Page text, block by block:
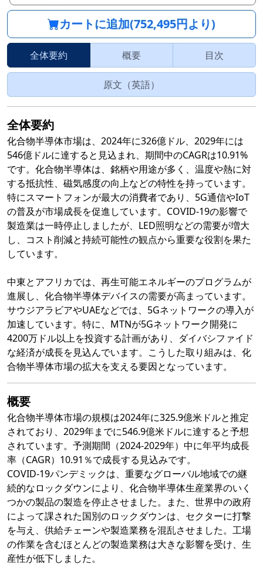
カートに追加(752,495円より)
全体要約 概要 目次
原文（英語）
全体要約
化合物半導体市場は、2024年に326億ドル、2029年には
546億ドルに達すると見込まれ、期間中のCAGRは10.91%
です。化合物半導体は、銘柄や用途が多く、温度や熱に対
する抵抗性、磁気感度の向上などの特性を持っています。
特にスマートフォンが最大の消費者であり、5G通信やIoT
の普及が市場成長を促進しています。COVID-19の影響で
製造業は一時停止しましたが、LED照明などの需要が増大
し、コスト削減と持続可能性の観点から重要な役割を果た
しています。
中東とアフリカでは、再生可能エネルギーのプログラムが
進展し、化合物半導体デバイスの需要が高まっています。
サウジアラビアやUAEなどでは、5Gネットワークの導入が
加速しています。特に、MTNが5Gネットワーク開発に
4200万ドル以上を投資する計画があり、ダイバシファイド
な経済が成長を見込んでいます。こうした取り組みは、化
合物半導体市場の拡大を支える要因となっています。
概要
化合物半導体市場の規模は2024年に325.9億米ドルと推定
されており、2029年までに546.9億米ドルに達すると予想
されています。予測期間（2024-2029年）中に年平均成長
率（CAGR）10.91％で成長する見込みです。
COVID-19パンデミックは、重要なグローバル地域での継
続的なロックダウンにより、化合物半導体生産業界のいく
つかの製品の製造を停止させました。また、世界中の政府
によって課された国別のロックダウンは、セクターに打撃
を与え、供給チェーンや製造業務を混乱させました。工場
の作業を含むほとんどの製造業務は大きな影響を受け、生
産性が低下しました。